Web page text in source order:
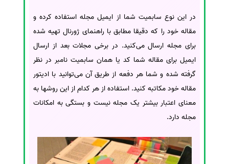
در این نوع سابمیت شما از ایمیل مجله استفاده کرده و
مقاله خود را که دقیقا مطابق با راهنمای ژورنال تهیه شده
برای مجله ارسال می‌کنید. در برخی مجلات بعد از ارسال
ایمیل برای مقاله شما کد یا همان سابمیت نامبر در نظر
گرفته شده و شما هر دفعه از طریق آن می‌توانید با ادیتور
مقاله خود مکاتبه کنید. استفاده از هر کدام از این روشها به
معنای اعتبار بیشتر یک مجله نیست و بستگی به امکانات
مجله دارد.